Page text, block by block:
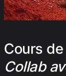
Cours
Collab